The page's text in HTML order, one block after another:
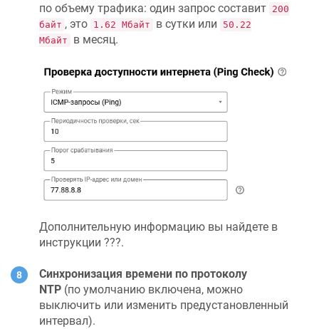
по объему трафика: один запрос составит 200
байт , это 1.62 Мбайт в сутки или
50.22
Мбайт
в месяц.
Дополнительную информацию вы найдете в
инструкции ???.
Синхронизация времени по протоколу
NTP (по умолчанию включена, можно
выключить или изменить предустановленный
интервал).